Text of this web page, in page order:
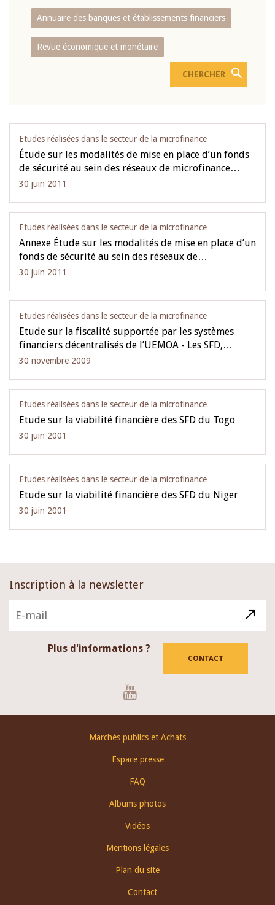
Annuaire des banques et établissements financiers
Revue économique et monétaire
Etudes réalisées dans le secteur de la microfinance
Étude sur les modalités de mise en place d’un fonds
de sécurité au sein des réseaux de microfinance…
30 juin 2011
Etudes réalisées dans le secteur de la microfinance
Annexe Étude sur les modalités de mise en place d’un
fonds de sécurité au sein des réseaux de…
30 juin 2011
Etudes réalisées dans le secteur de la microfinance
Etude sur la fiscalité supportée par les systèmes
financiers décentralisés de l’UEMOA - Les SFD,…
30 novembre 2009
Etudes réalisées dans le secteur de la microfinance
Etude sur la viabilité financière des SFD du Togo
30 juin 2001
Etudes réalisées dans le secteur de la microfinance
Etude sur la viabilité financière des SFD du Niger
30 juin 2001
Inscription à la newsletter
Plus d'informations ?
CONTACT
Marchés publics et Achats
Espace presse
FAQ
Albums photos
Vidéos
Mentions légales
Plan du site
Contact